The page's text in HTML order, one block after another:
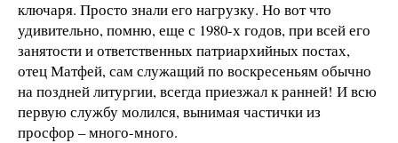
ключаря. Просто знали его нагрузку. Но вот что
удивительно, помню, еще с 1980-х годов, при всей его
занятости и ответственных патриархийных постах,
отец Матфей, сам служащий по воскресеньям обычно
на поздней литургии, всегда приезжал к ранней! И всю
первую службу молился, вынимая частички из
просфор – много-много.